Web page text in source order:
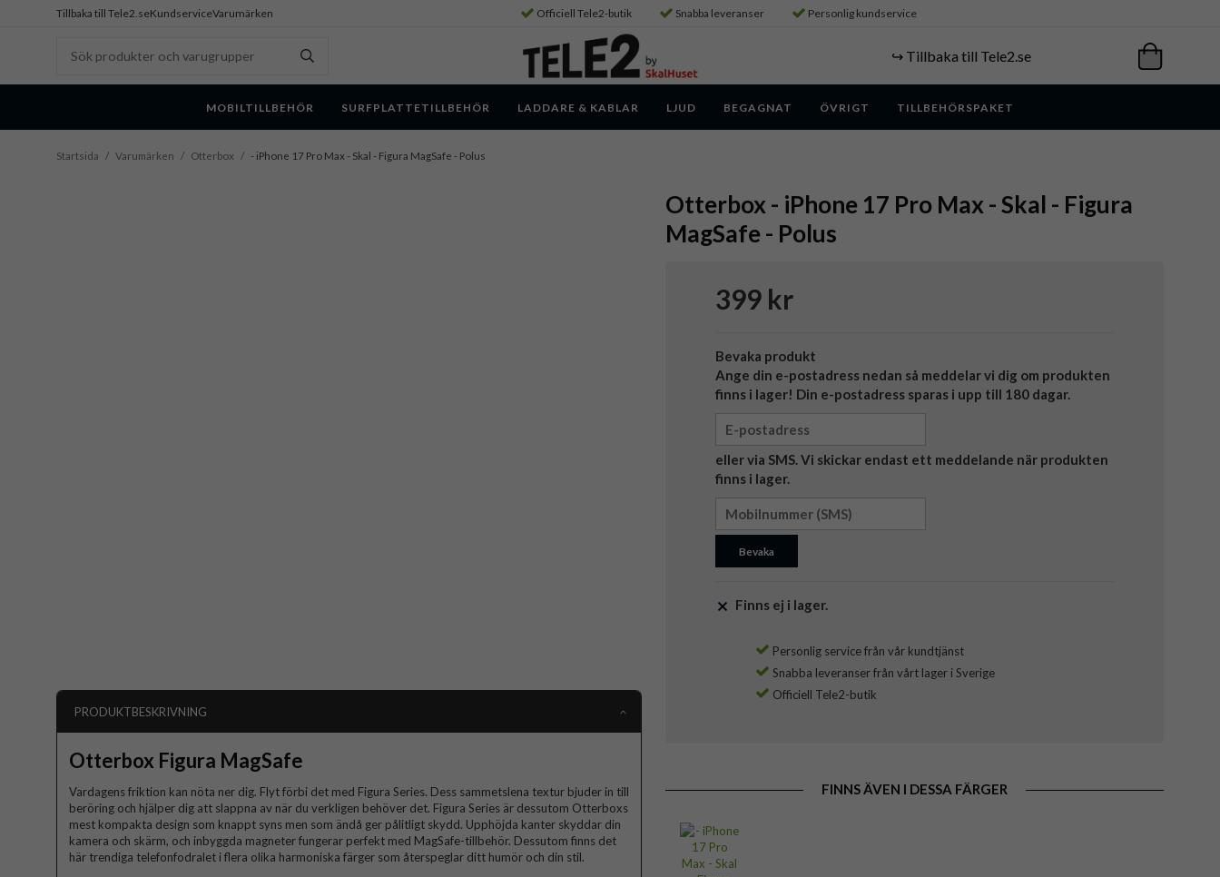
Tillbaka till Tele2.seKundserviceVarumärken Officiell Tele2-butik Snabba leveranser Personlig kundservice
↪️ Tillbaka till Tele2.se
MOBILTILLBEHÖR SURFPLATTETILLBEHÖR LADDARE & KABLAR LJUD BEGAGNAT ÖVRIGT TILLBEHÖRSPAKET
Startsida / Varumärken / Otterbox / - iPhone 17 Pro Max - Skal - Figura MagSafe - Polus
Otterbox - iPhone 17 Pro Max - Skal - Figura
MagSafe - Polus
399 kr
Bevaka produkt
Ange din e-postadress nedan så meddelar vi dig om produkten
finns i lager! Din e-postadress sparas i upp till 180 dagar.
eller via SMS. Vi skickar endast ett meddelande när produkten
finns i lager.
Bevaka
Finns ej i lager.
Personlig service från vår kundtjänst
Snabba leveranser från vårt lager i Sverige
Officiell Tele2-butik
FINNS ÄVEN I DESSA FÄRGER
PRODUKTBESKRIVNING
Otterbox Figura MagSafe
Vardagens friktion kan nöta ner dig. Flyt förbi det med Figura Series. Dess sammetslena textur bjuder in till
beröring och hjälper dig att slappna av när du verkligen behöver det. Figura Series är dessutom Otterboxs
mest kompakta design som knappt syns men som ändå ger pålitligt skydd. Upphöjda kanter skyddar din
kamera och skärm, och inbyggda magneter fungerar perfekt med MagSafe-tillbehör. Dessutom finns det
här trendiga telefonfodralet i flera olika harmoniska färger som återspeglar ditt humör och din stil.